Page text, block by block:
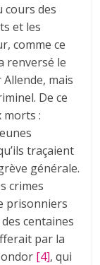
cours des
et les
comme ce
renversé le
mais
De ce
morts :
traçaient
générale.
crimes
prisonniers
centaines
par la
[4], qui